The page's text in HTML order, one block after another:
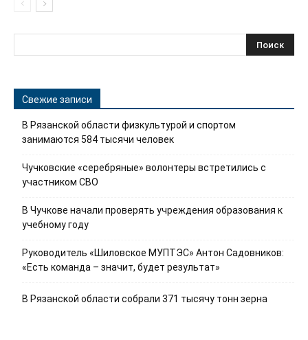
Свежие записи
В Рязанской области физкультурой и спортом
занимаются 584 тысячи человек
Чучковские «серебряные» волонтеры встретились с
участником СВО
В Чучкове начали проверять учреждения образования к
учебному году
Руководитель «Шиловское МУПТЭС» Антон Садовников:
«Есть команда – значит, будет результат»
В Рязанской области собрали 371 тысячу тонн зерна